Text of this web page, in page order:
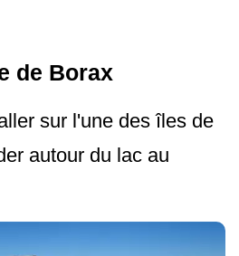
de Borax
sur l'une des îles de
autour du lac au